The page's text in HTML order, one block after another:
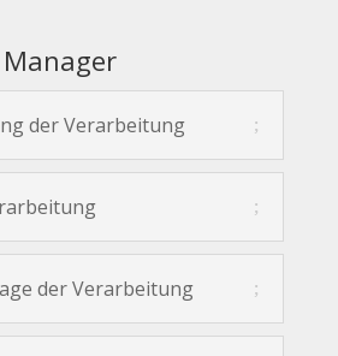
der Verarbeitung
der Verarbeitung